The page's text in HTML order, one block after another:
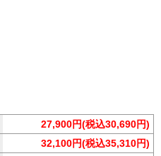
27,900円(税込30,690円)
32,100円(税込35,310円)